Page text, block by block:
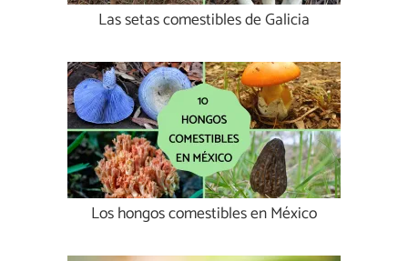
Las setas comestibles de Galicia
Los hongos comestibles en México